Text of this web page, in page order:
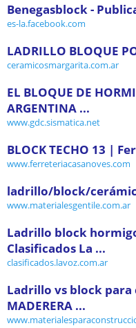
Benegasblock -
es-la.facebook.com
LADRILLO BLOQUE
ceramicosmargarita.com.ar
EL BLOQUE DE
ARGENTINA ...
www.gdc.sismatica.net
BLOCK TECHO 13 |
www.ferreteriacasanoves.com
ladrillo/block/
www.materialesgentile.com.ar
Ladrillo block
Clasificados La ...
clasificados.lavoz.com.ar
Ladrillo vs block para
MADERERA ...